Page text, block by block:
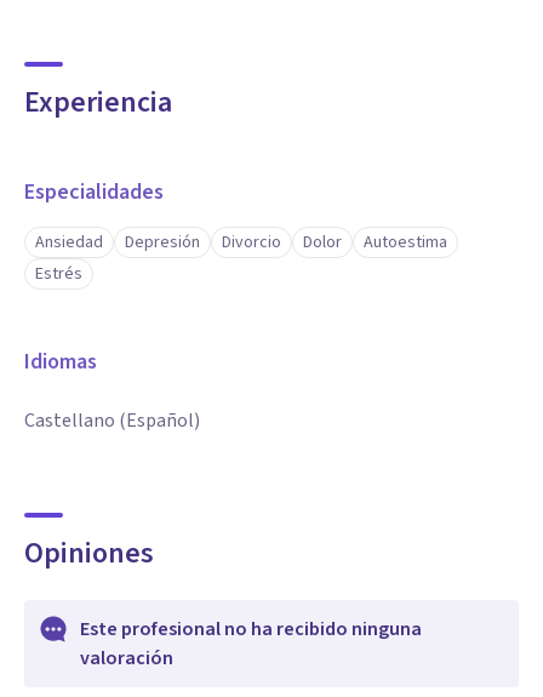
Experiencia
Especialidades
Ansiedad Depresión Divorcio Dolor
Autoestima
Estrés
Idiomas
Castellano (Español)
Opiniones
Este profesional no ha recibido ninguna
valoración